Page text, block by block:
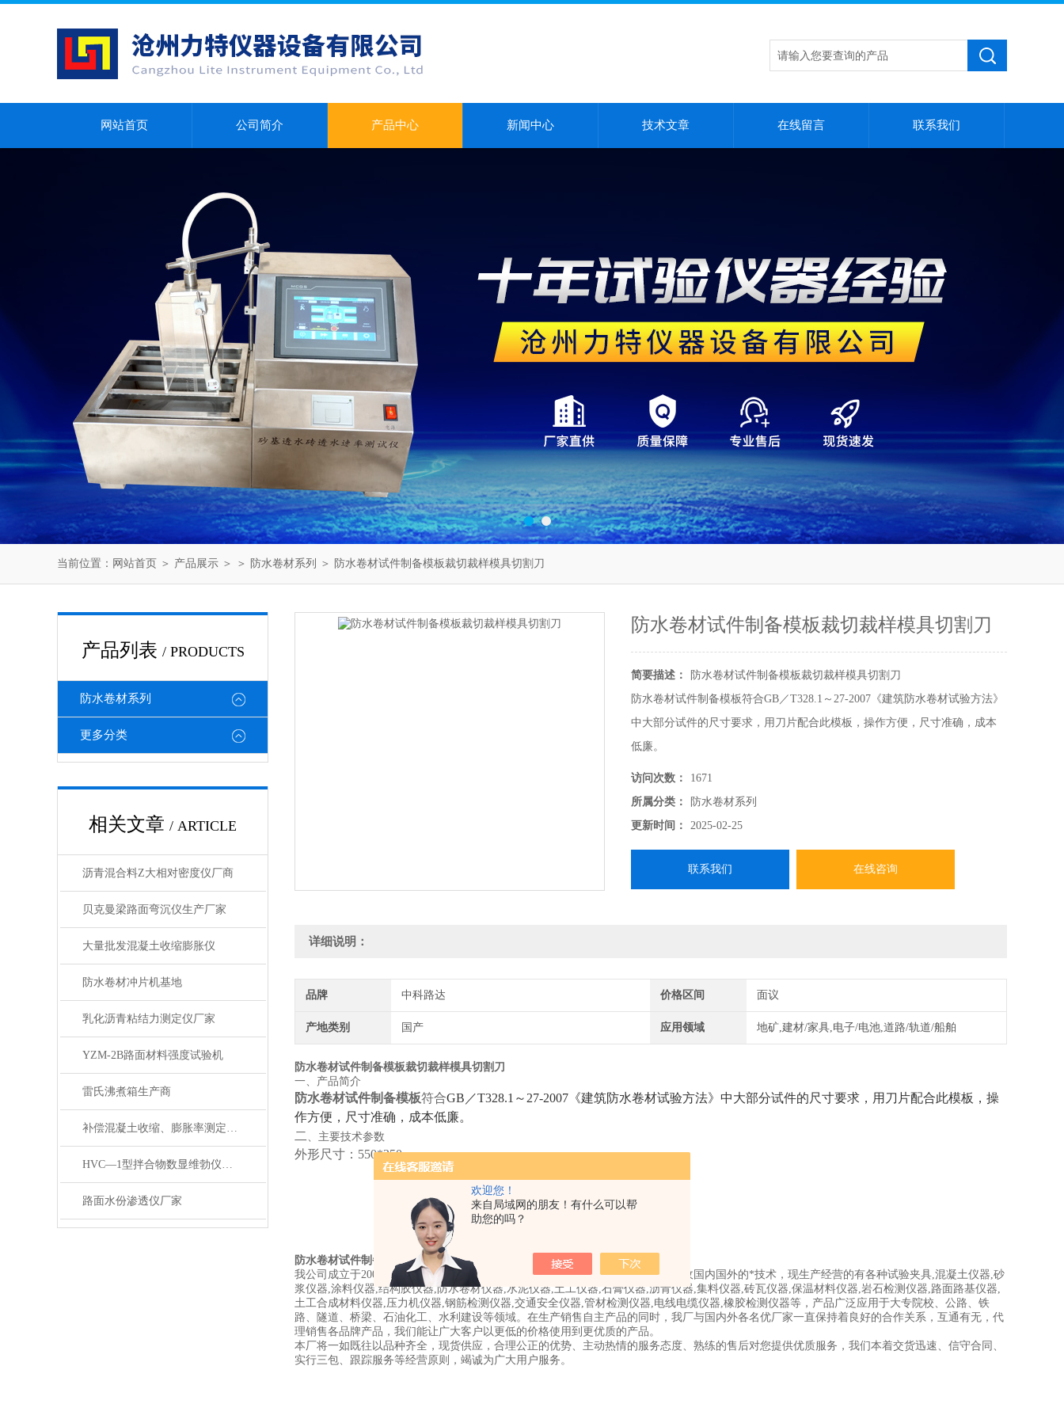
欢迎您！
来自局域网的朋友！有什么可以帮
助您的吗？
网站首页 公司简介 产品中心 新闻中心 技术文章 在线留言 联系我们
当前位置： 网站首页 ＞ 产品展示 ＞ ＞ 防水卷材系列 ＞ 防水卷材试件制备模板裁切裁样模具切割刀
产品列表 / PRODUCTS
防水卷材系列
更多分类
相关文章 / ARTICLE
沥青混合料Z大相对密度仪厂商
贝克曼梁路面弯沉仪生产厂家
大量批发混凝土收缩膨胀仪
防水卷材冲片机基地
乳化沥青粘结力测定仪厂家
YZM-2B路面材料强度试验机
雷氏沸煮箱生产商
补偿混凝土收缩、膨胀率测定仪直营店
HVC—1型拌合物数显维勃仪直营店
路面水份渗透仪厂家
防水卷材试件制备模板裁切裁样模具切割刀
简要描述：
防水卷材试件制备模板裁切裁样模具切割刀
防水卷材试件制备模板符合GB／T328.1～27-2007《建筑防水卷材试验方法》
中大部分试件的尺寸要求，用刀片配合此模板，操作方便，尺寸准确，成本
低廉。
访问次数：
1671
所属分类：
防水卷材系列
更新时间：
2025-02-25
联系我们 在线咨询
详细说明：
品牌 中科路达 价格区间 面议
产地类别 国产 应用领域 地矿,建材/家具,电子/电池,道路/轨道/船舶
防水卷材试件制备模板裁切裁样模具切割刀
一、产品简介
防水卷材试件制备模板符合GB／T328.1～27-2007 《建筑防水卷材试验方法》 中大部分试件的尺寸要求，用刀片配合此模板，操
作方便，尺寸准确，成本低廉。
二 、主要技术参数
外形尺寸： 550*350mm
防水卷材试件制备模板裁切裁样模具切割刀
我公司成立于2009年，现有员工40余人，产品不断推陈出新，自主创新，同时吸收国内国外的*技术，现生产经营的有各种试验夹具,混凝土仪器,砂
浆仪器,涂料仪器,结构胶仪器,防水卷材仪器,水泥仪器,土工仪器,石膏仪器,沥青仪器,集料仪器,砖瓦仪器,保温材料仪器,岩石检测仪器,路面路基仪器,
土工合成材料仪器,压力机仪器,钢筋检测仪器,交通安全仪器,管材检测仪器,电线电缆仪器,橡胶检测仪器等，产品广泛应用于大专院校、公路、铁
路、隧道、桥梁、石油化工、水利建设等领域。在生产销售自主产品的同时，我厂与国内外各名优厂家一直保持着良好的合作关系，互通有无，代
理销售各品牌产品，我们能让广大客户以更低的价格使用到更优质的产品。
本厂将一如既往以品种齐全，现货供应，合理公正的优势、主动热情的服务态度、熟练的售后对您提供优质服务，我们本着交货迅速、信守合同、
实行三包、跟踪服务等经营原则，竭诚为广大用户服务。